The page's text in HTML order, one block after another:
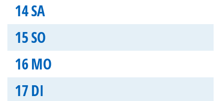
14SA
15SO
16MO
17DI